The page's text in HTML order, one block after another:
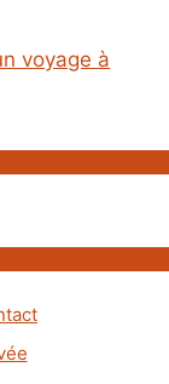
voyage à